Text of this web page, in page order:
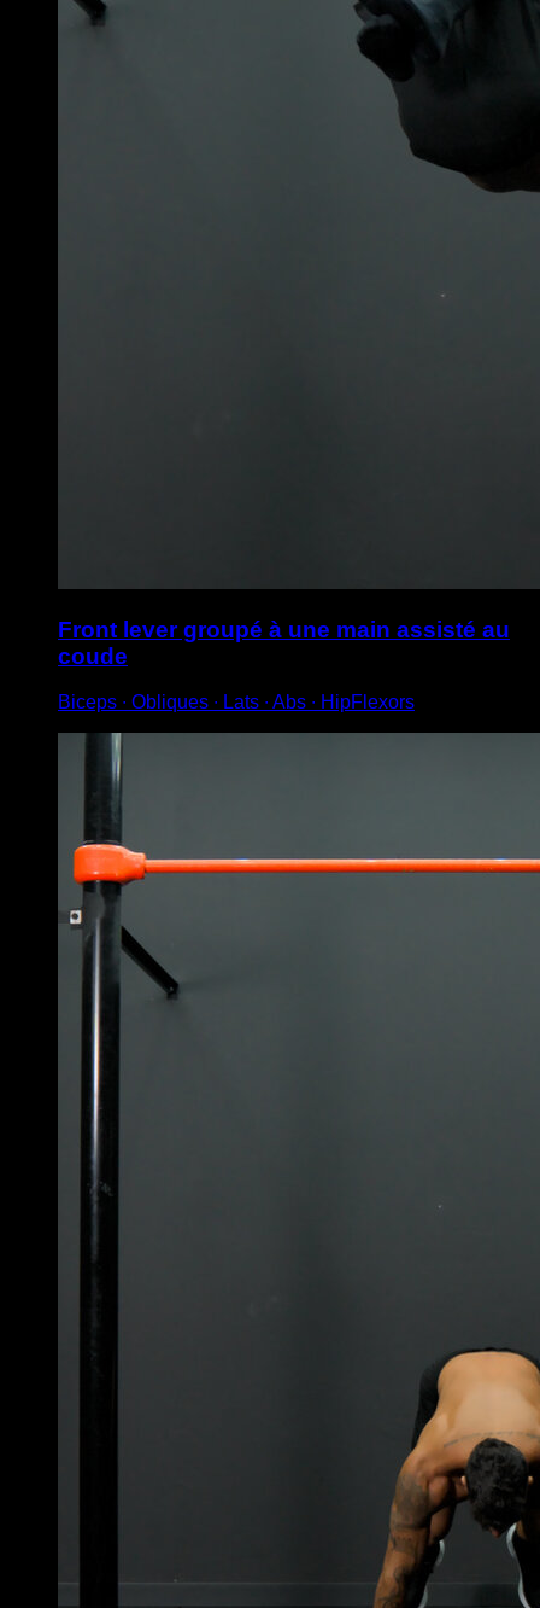
Front lever groupé à une main assisté au
coude
Biceps ∙ Obliques ∙ Lats ∙ Abs ∙ HipFlexors